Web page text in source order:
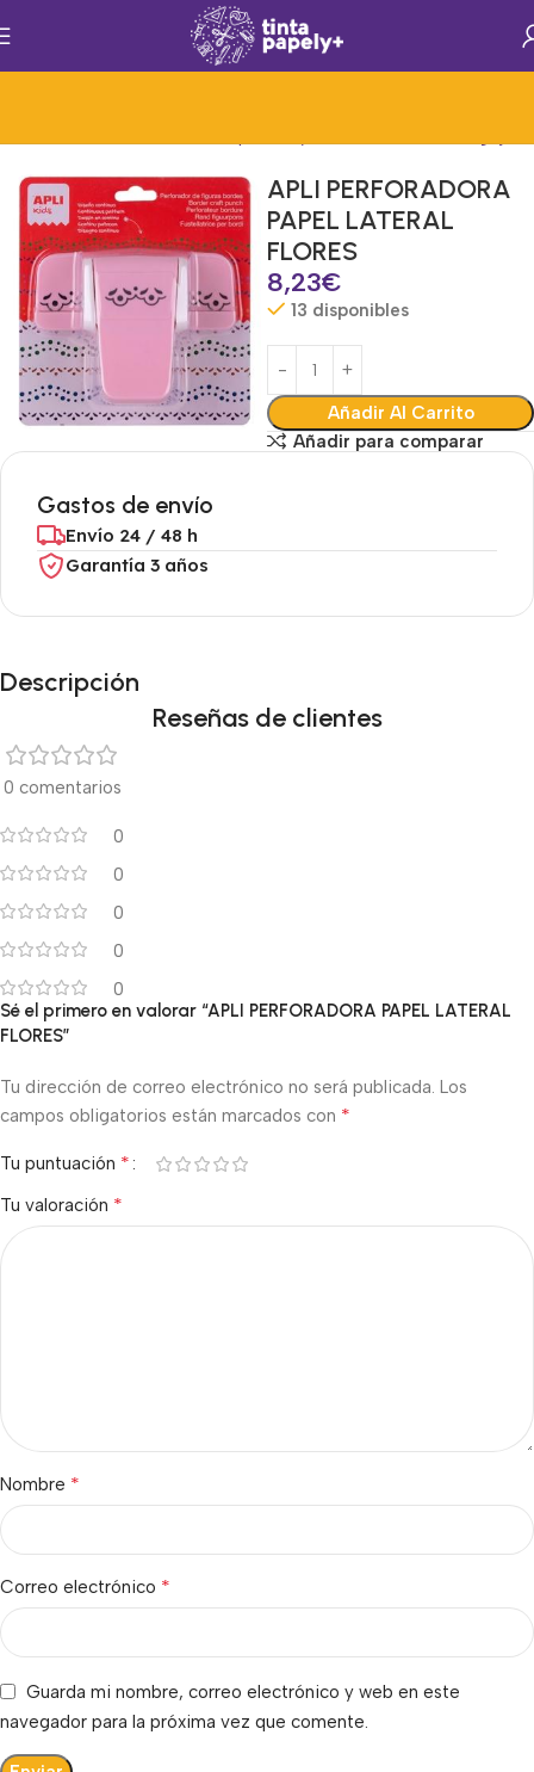
APLI PERFORADORA
PAPEL LATERAL
FLORES
8,23€
13 disponibles
Añadir Al Carrito
Añadir para comparar
Gastos de envío
Envío 24 / 48 h
Garantía 3 años
Descripción
Reseñas de clientes
0 comentarios
0
0
0
0
0
Sé el primero en valorar “APLI PERFORADORA PAPEL LATERAL
FLORES”
Tu dirección de correo electrónico no será publicada. Los
campos obligatorios están marcados con *
Tu puntuación *
Tu valoración *
Nombre *
Correo electrónico *
Guarda mi nombre, correo electrónico y web en este
navegador para la próxima vez que comente.